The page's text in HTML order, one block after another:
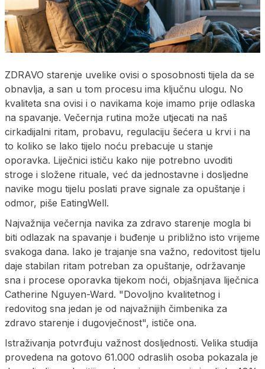
ZDRAVO starenje uvelike ovisi o sposobnosti tijela da se
obnavlja, a san u tom procesu ima ključnu ulogu. No
kvaliteta sna ovisi i o navikama koje imamo prije odlaska
na spavanje. Večernja rutina može utjecati na naš
cirkadijalni ritam, probavu, regulaciju šećera u krvi i na
to koliko se lako tijelo noću prebacuje u stanje
oporavka. Liječnici ističu kako nije potrebno uvoditi
stroge i složene rituale, već da jednostavne i dosljedne
navike mogu tijelu poslati prave signale za opuštanje i
odmor, piše EatingWell.
Najvažnija večernja navika za zdravo starenje mogla bi
biti odlazak na spavanje i buđenje u približno isto vrijeme
svakoga dana. Iako je trajanje sna važno, redovitost tijelu
daje stabilan ritam potreban za opuštanje, održavanje
sna i procese oporavka tijekom noći, objašnjava liječnica
Catherine Nguyen-Ward. "Dovoljno kvalitetnog i
redovitog sna jedan je od najvažnijih čimbenika za
zdravo starenje i dugovječnost", ističe ona.
Istraživanja potvrđuju važnost dosljednosti. Velika studija
provedena na gotovo 61.000 odraslih osoba pokazala je